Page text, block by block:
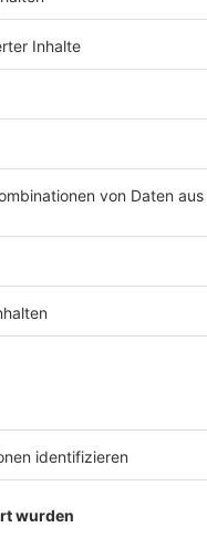
nach Venlo würde ich
schön war in Kempen,
Pferde, Kühe
Wind... ich glaube
jetzt schleimig
zur Arbeit fahren.